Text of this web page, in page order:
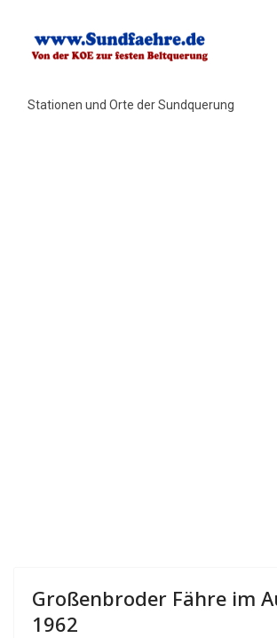
Stationen und Orte der Sundquerung
Großenbroder Fähre im
1962